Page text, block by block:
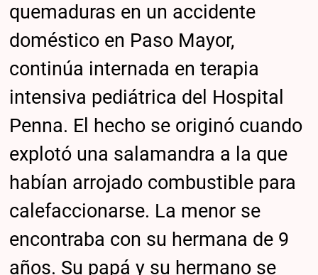
quemaduras en un accidente
doméstico en Paso Mayor,
continúa internada en terapia
intensiva pediátrica del Hospital
Penna. El hecho se originó cuando
explotó una salamandra a la que
habían arrojado combustible para
calefaccionarse. La menor se
encontraba con su hermana de 9
años. Su papá y su hermano se